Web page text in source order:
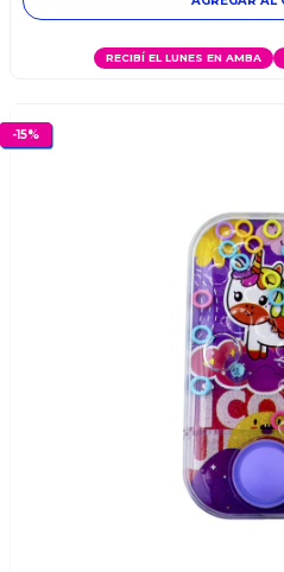
RECIBÍ EL LUNES EN AMBA
-15%